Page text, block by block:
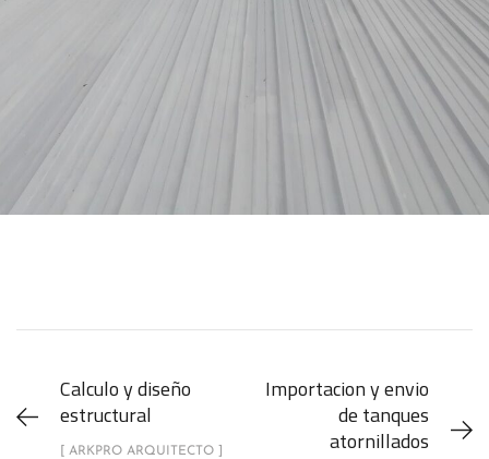
Calculo y diseño
estructural
[ ARKPRO ARQUITECTO ]
Importacion y envio
de tanques
atornillados